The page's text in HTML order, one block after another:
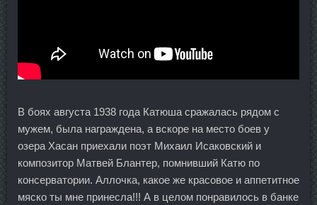
В боях августа 1938 года Катюша сражалась рядом с
мужем, была награждена, а вскоре на место боев у
озера Хасан приехали поэт Михаил Исаковский и
композитор Матвей Блантер, помнивший Катю по
консерватории. Аллочка, какое же красовое и аппетитное
мяско ты мне принесла!!! А в целом понравилось в банке